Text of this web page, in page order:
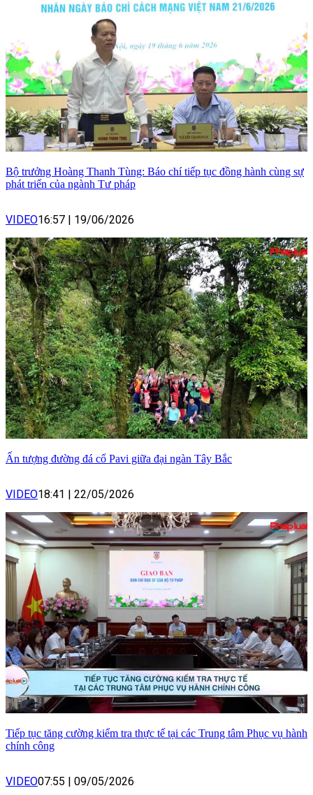
Bộ trưởng Hoàng Thanh Tùng: Báo chí tiếp tục đồng hành cùng sự
phát triển của ngành Tư pháp
VIDEO16:57 | 19/06/2026
Ấn tượng đường đá cổ Pavi giữa đại ngàn Tây Bắc
VIDEO18:41 | 22/05/2026
Tiếp tục tăng cường kiểm tra thực tế tại các Trung tâm Phục vụ hành
chính công
VIDEO07:55 | 09/05/2026